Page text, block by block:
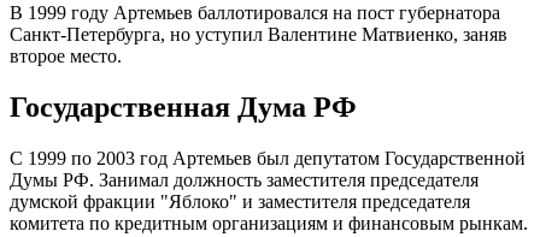
В 1999 году Артемьев баллотировался на пост губернатора
Санкт-Петербурга, но уступил Валентине Матвиенко, заняв
второе место.
Государственная Дума РФ
С 1999 по 2003 год Артемьев был депутатом Государственной
Думы РФ. Занимал должность заместителя председателя
думской фракции "Яблоко" и заместителя председателя
комитета по кредитным организациям и финансовым рынкам.